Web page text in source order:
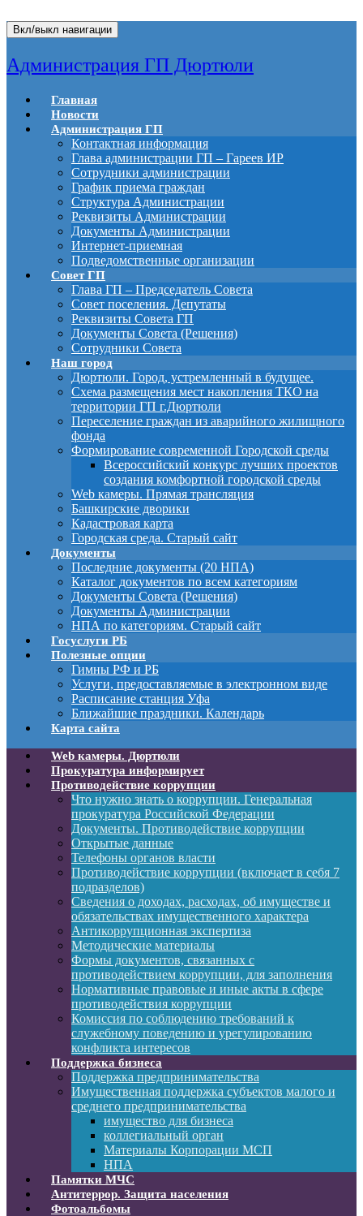
Вкл/выкл навигации
Администрация ГП Дюртюли
Главная
Новости
Администрация ГП
Контактная информация
Глава администрации ГП – Гареев ИР
Сотрудники администрации
График приема граждан
Структура Администрации
Реквизиты Администрации
Документы Администрации
Интернет-приемная
Подведомственные организации
Совет ГП
Глава ГП – Председатель Совета
Совет поселения. Депутаты
Реквизиты Совета ГП
Документы Совета (Решения)
Сотрудники Совета
Наш город
Дюртюли. Город, устремленный в будущее.
Схема размещения мест накопления ТКО на
территории ГП г.Дюртюли
Переселение граждан из аварийного жилищного
фонда
Формирование современной Городской среды
Всероссийский конкурс лучших проектов
создания комфортной городской среды
Web камеры. Прямая трансляция
Башкирские дворики
Кадастровая карта
Городская среда. Старый сайт
Документы
Последние документы (20 НПА)
Каталог документов по всем категориям
Документы Совета (Решения)
Документы Администрации
НПА по категориям. Старый сайт
Госуслуги РБ
Полезные опции
Гимны РФ и РБ
Услуги, предоставляемые в электронном виде
Расписание станция Уфа
Ближайшие праздники. Календарь
Карта сайта
Web камеры. Дюртюли
Прокуратура информирует
Противодействие коррупции
Что нужно знать о коррупции. Генеральная
прокуратура Российской Федерации
Документы. Противодействие коррупции
Открытые данные
Телефоны органов власти
Противодействие коррупции (включает в себя 7
подразделов)
Сведения о доходах, расходах, об имуществе и
обязательствах имущественного характера
Антикоррупционная экспертиза
Методические материалы
Формы документов, связанных с
противодействием коррупции, для заполнения
Нормативные правовые и иные акты в сфере
противодействия коррупции
Комиссия по соблюдению требований к
служебному поведению и урегулированию
конфликта интересов
Поддержка бизнеса
Поддержка предпринимательства
Имущественная поддержка субъектов малого и
среднего предпринимательства
имущество для бизнеса
коллегиальный орган
Материалы Корпорации МСП
НПА
Памятки МЧС
Антитеррор. Защита населения
Фотоальбомы